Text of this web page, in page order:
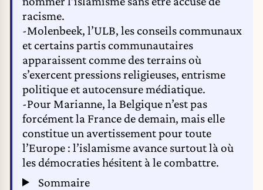
racisme.
-Molenbeek, l’ULB, les conseils communaux
et certains partis communautaires
apparaissent comme des terrains où
s’exercent pressions religieuses, entrisme
politique et autocensure médiatique.
-Pour Marianne, la Belgique n’est pas
forcément la France de demain, mais elle
constitue un avertissement pour toute
l’Europe : l’islamisme avance surtout là où
les démocraties hésitent à le combattre.
Sommaire